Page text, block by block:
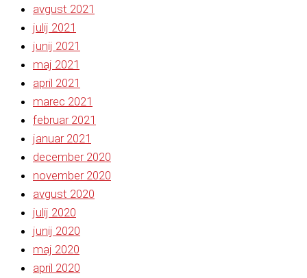
avgust 2021
julij 2021
junij 2021
maj 2021
april 2021
marec 2021
februar 2021
januar 2021
december 2020
november 2020
avgust 2020
julij 2020
junij 2020
maj 2020
april 2020